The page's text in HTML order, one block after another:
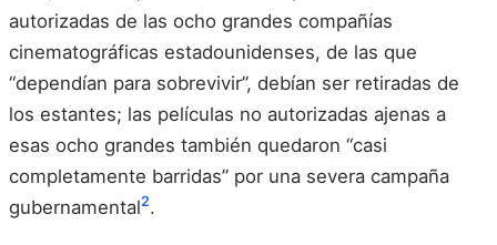
autorizadas de las ocho grandes compañías
cinematográficas estadounidenses, de las que
“dependían para sobrevivir”, debían ser retiradas de
los estantes; las películas no autorizadas ajenas a
esas ocho grandes también quedaron “casi
completamente barridas” por una severa campaña
gubernamental2.